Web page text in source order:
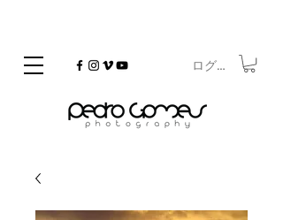
Copyrighted
ログイン